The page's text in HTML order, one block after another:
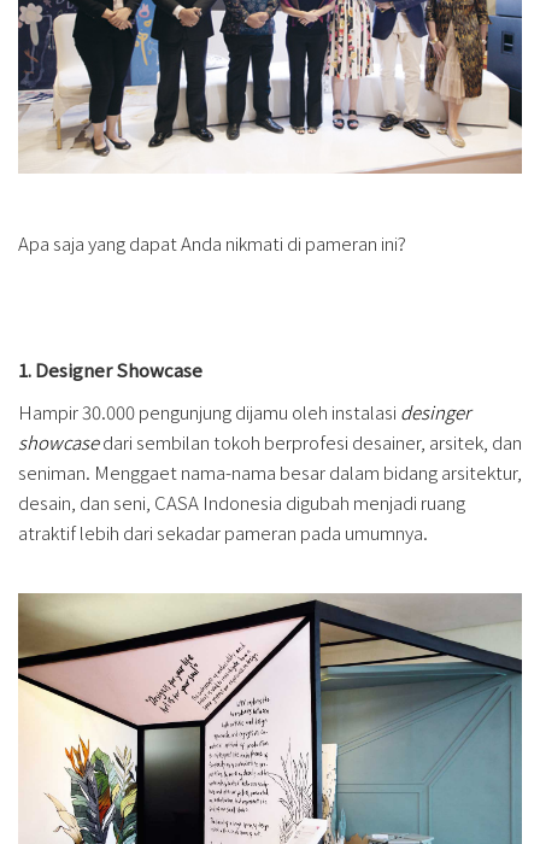
Apa saja yang dapat Anda nikmati di pameran ini?
1. Designer Showcase
Hampir 30.000 pengunjung dijamu oleh instalasi desinger
showcasedari sembilan tokoh berprofesi desainer, arsitek, dan
seniman. Menggaet nama-nama besar dalam bidang arsitektur,
desain, dan seni, CASA Indonesia digubah menjadi ruang
atraktif lebih dari sekadar pameran pada umumnya.